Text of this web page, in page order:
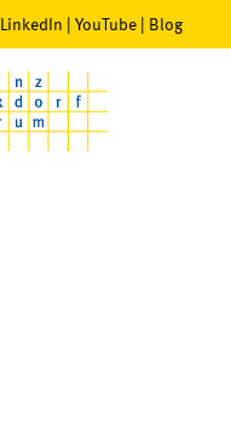
LinkedIn | YouTube | Blog